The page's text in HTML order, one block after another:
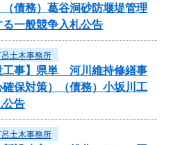
債務）葛谷洞砂防堰堤管理
一般競争入札公告
土木事務所
工事】県単 河川維持修繕事
保対策）（債務）小坂川工
公告
土木事務所